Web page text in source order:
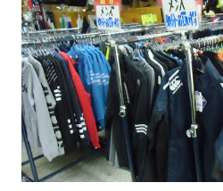
ューズケースはこちら